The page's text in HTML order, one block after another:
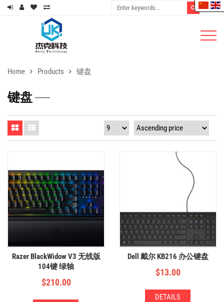
Home Products 键盘
键盘
Razer BlackWidow V3 无线版
104键 绿轴
$210.00
Dell 戴尔 KB216 办公键盘
$13.00
DETAILS